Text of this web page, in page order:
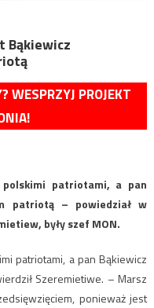
Bąkiewicz
WESPRZYJ PROJEKT
patriotami, a pan
patriotą – powiedział w
były szef MON.
patriotami, a pan Bąkiewicz
Szeremietiwe. – Marsz
ponieważ jest